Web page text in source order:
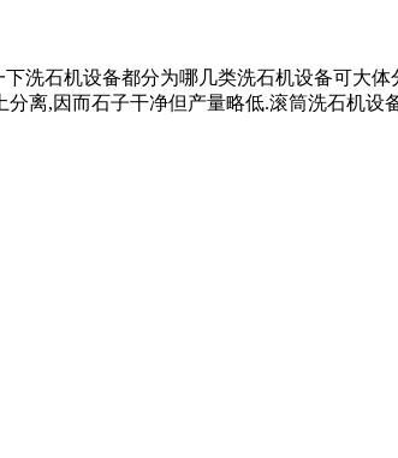
洗石机设备都分为哪几类洗石机设备可大
离,因而石子干净但产量略低.滚筒洗石机设